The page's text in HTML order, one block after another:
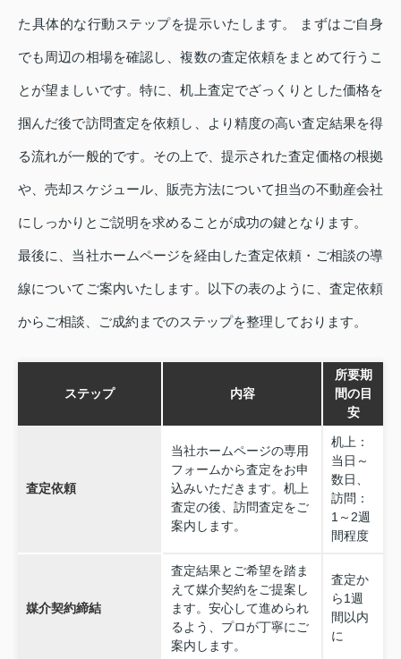
た具体的な行動ステップを提示いたします。 まずはご自身
でも周辺の相場を確認し、複数の査定依頼をまとめて行うこ
とが望ましいです。特に、机上査定でざっくりとした価格を
掴んだ後で訪問査定を依頼し、より精度の高い査定結果を得
る流れが一般的です。その上で、提示された査定価格の根拠
や、売却スケジュール、販売方法について担当の不動産会社
にしっかりとご説明を求めることが成功の鍵となります。
最後に、当社ホームページを経由した査定依頼・ご相談の導
線についてご案内いたします。以下の表のように、査定依頼
からご相談、ご成約までのステップを整理しております。
ステップ 内容
所要期
間の目
安
査定依頼
当社ホームページの専用
フォームから査定をお申
込みいただきます。机上
査定の後、訪問査定をご
案内します。
机上：
当日～
数日、
訪問：
1～2週
間程度
媒介契約締結
査定結果とご希望を踏ま
えて媒介契約をご提案し
ます。安心して進められ
るよう、プロが丁寧にご
案内します。
査定か
ら1週
間以内
に